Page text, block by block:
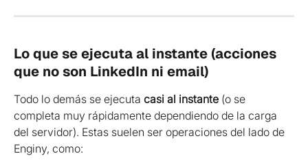
Lo que se ejecuta al instante (acciones
que no son LinkedIn ni email)
Todo lo demás se ejecuta casi al instante (o se
completa muy rápidamente dependiendo de la carga
del servidor). Estas suelen ser operaciones del lado de
Enginy, como: